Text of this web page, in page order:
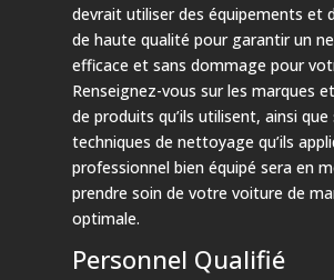
devrait utiliser des équipements et
de haute qualité pour garantir un
efficace et sans dommage pour
Renseignez-vous sur les marques
de produits qu’ils utilisent, ainsi que
techniques de nettoyage qu’ils
professionnel bien équipé sera en
prendre soin de votre voiture de
optimale.
Personnel Qualifié